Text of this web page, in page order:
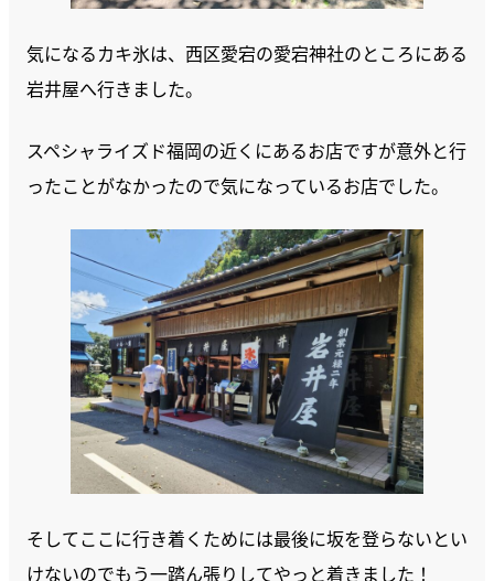
気になるカキ氷は、西区愛宕の愛宕神社のところにある
岩井屋へ行きました。
スペシャライズド福岡の近くにあるお店ですが意外と行
ったことがなかったので気になっているお店でした。
そしてここに行き着くためには最後に坂を登らないとい
けないのでもう一踏ん張りしてやっと着きました！